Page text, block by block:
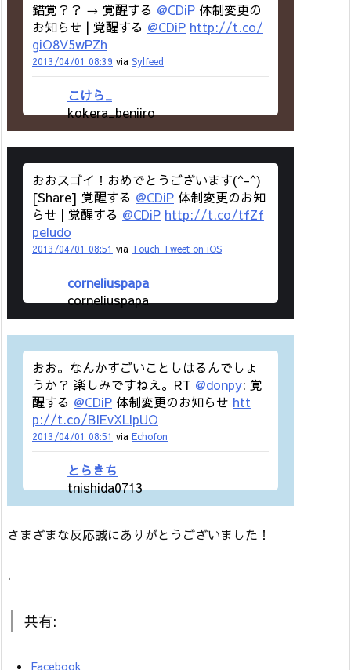
錯覚？？ → 覚醒する @CDiP 体制変更の
お知らせ | 覚醒する @CDiP http://t.co/
giO8V5wPZh
2013/04/01 08:39 via Sylfeed
こけら_
kokera_beniiro
おおスゴイ！おめでとうございます(^-^)
[Share] 覚醒する @CDiP 体制変更のお知
らせ | 覚醒する @CDiP http://t.co/tfZf
peludo
2013/04/01 08:51 via Touch Tweet on iOS
corneliuspapa
corneliuspapa
おお。なんかすごいことしはるんでしょ
うか？ 楽しみですねえ。RT @donpy: 覚
醒する @CDiP 体制変更のお知らせ htt
p://t.co/BIEvXLlpUO
2013/04/01 08:51 via Echofon
とらきち
tnishida0713
さまざまな反応誠にありがとうございました！
.
共有:
Facebook